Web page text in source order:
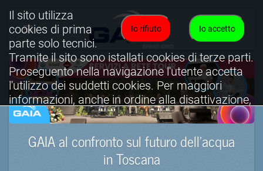
GAIA al confronto sul futuro dell’acqua
in Toscana
Io accetto
Io rifiuto
Il sito utilizza
cookies di prima
parte solo tecnici.
Tramite il sito sono istallati cookies di terze parti.
Proseguento nella navigazione l'utente accetta
l'utilizzo dei suddetti cookies. Per maggiori
informazioni, anche in ordine alla disattivazione,
è possibile consultare l'informativa cookies
completa.
Visualizza informativa completa.